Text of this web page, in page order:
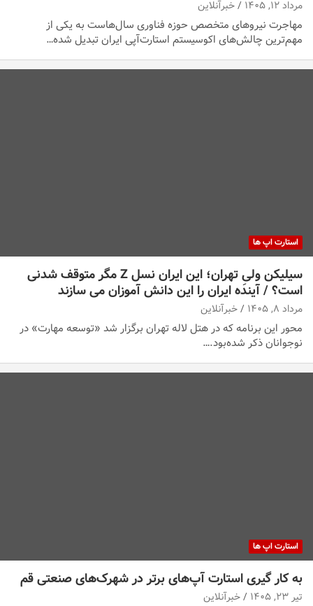
مرداد ۱۲, ۱۴۰۵ خبرآنلاین
مهاجرت نیروهای متخصص حوزه فناوری سال‌هاست به یکی از
مهم‌ترین چالش‌های اکوسیستم استارت‌آپی ایران تبدیل شده…
استارت اپ ها
سیلیکن ولیِ تهران؛ این ایران نسل Z مگر متوقف شدنی
است؟ / آینده ایران را این دانش آموزان می سازند
مرداد ۸, ۱۴۰۵ خبرآنلاین
محور این برنامه که در هتل لاله تهران برگزار شد «توسعه مهارت» در
نوجوانان ذکر شده‌بود.…
استارت اپ ها
به کار گیری استارت آپ‌های برتر در شهرک‌های صنعتی قم
تیر ۲۳, ۱۴۰۵ خبرآنلاین